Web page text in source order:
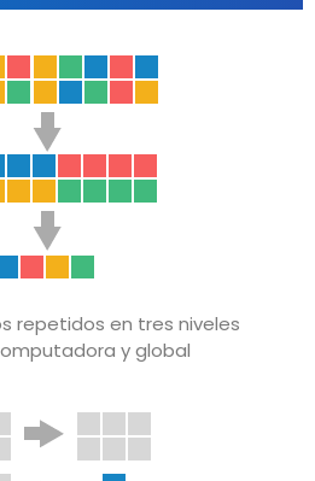
repetidos en tres niveles
y global